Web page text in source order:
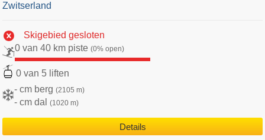
Zwitserland
Skigebied gesloten
0 van 40 km piste (0% open)
0 van 5 liften
- cm berg (2105 m)
- cm dal (1020 m)
Details